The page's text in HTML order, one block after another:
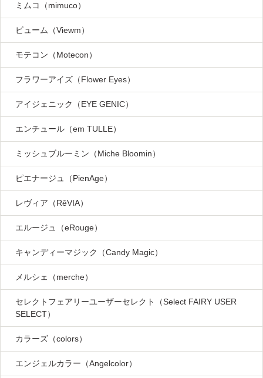
ミムコ（mimuco）
ビューム（Viewm）
モテコン（Motecon）
フラワーアイズ（Flower Eyes）
アイジェニック（EYE GENIC）
エンチュール（em TULLE）
ミッシュブルーミン（Miche Bloomin）
ピエナージュ（PienAge）
レヴィア（RēVIA）
エルージュ（eRouge）
キャンディーマジック（Candy Magic）
メルシェ（merche）
セレクトフェアリーユーザーセレクト（Select FAIRY USER
SELECT）
カラーズ（colors）
エンジェルカラー（Angelcolor）